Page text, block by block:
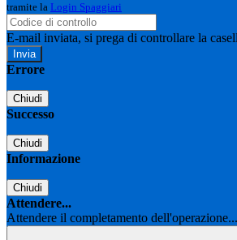
tramite la Login Spaggiari
E-mail inviata, si prega di controllare la
Errore
Chiudi
Successo
Chiudi
Informazione
Chiudi
Attendere...
Attendere il completamento dell'operazione...